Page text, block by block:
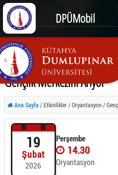
DPÜMobil
Gençlik Merkezini Arıyor
Ana Sayfa / Etkinlikler / Oryantasyon /
19
Şubat
2026
Perşembe
14.30
Oryantasyon